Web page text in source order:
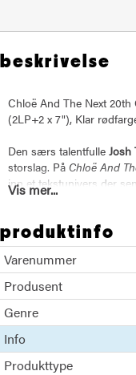
beskrivelse
Chloë And The Next
(2LP+2 x 7"), Klar
Den særs talentfulle Josh
storslag. På Chloë And
inn et tekstunivers der
generelt, sett gjennom
storband, jazz, og
en Randy Newman eller
for nevnte genre selv).
det et slør av dette
effektivt har brukt, over
You, Honeybear
enn de
denne, denne skal vi
Vis mer...
produktinfo
Varenummer
Produsent
Genre
Info
Produkttype